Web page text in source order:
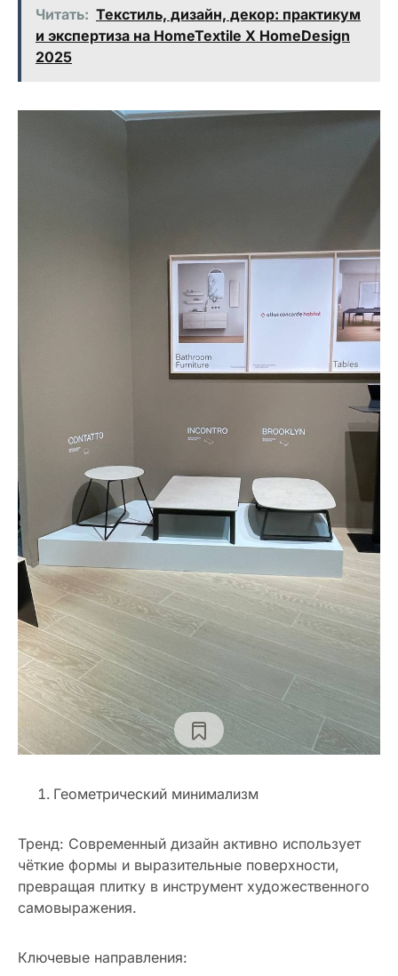
Читать: Текстиль, дизайн, декор: практикум
и экспертиза на HomeTextile X HomeDesign
2025
Геометрический минимализм
Тренд: Современный дизайн активно использует
чёткие формы и выразительные поверхности,
превращая плитку в инструмент художественного
самовыражения.
Ключевые направления: